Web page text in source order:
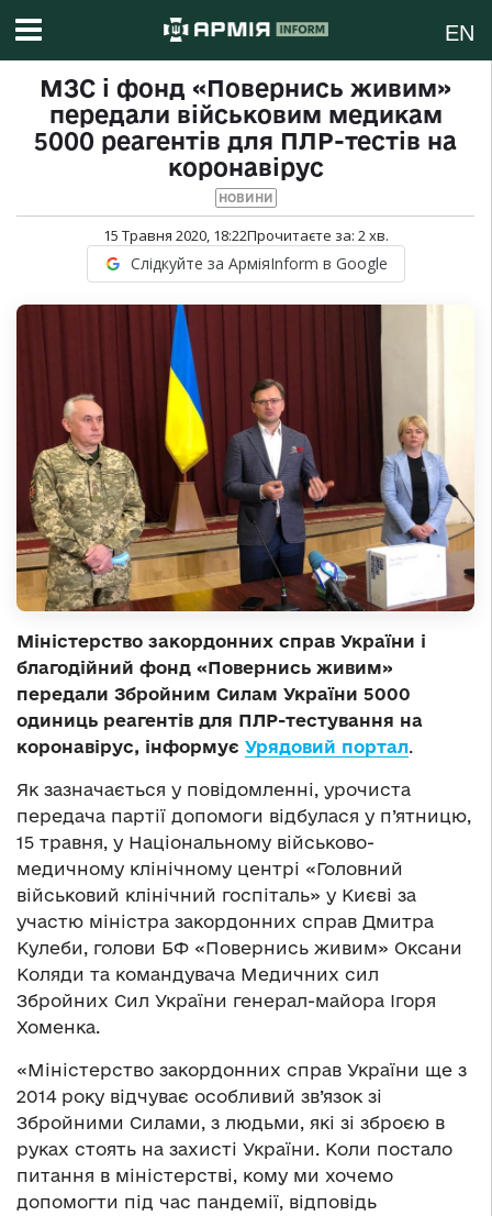
EN
МЗС і фонд «Повернись живим»
передали військовим медикам
5000 реагентів для ПЛР-тестів на
коронавірус
НОВИНИ
15 Травня 2020, 18:22Прочитаєте за: 2хв.
Слідкуйте за АрміяInform в Google
Міністерство закордонних справ України і
благодійний фонд «Повернись живим»
передали Збройним Силам України 5000
одиниць реагентів для ПЛР-тестування на
коронавірус, інформує Урядовий портал.
Як зазначається у повідомленні, урочиста
передача партії допомоги відбулася у п’ятницю,
15 травня, у Національному військово-
медичному клінічному центрі «Головний
військовий клінічний госпіталь» у Києві за
участю міністра закордонних справ Дмитра
Кулеби, голови БФ «Повернись живим» Оксани
Коляди та командувача Медичних сил
Збройних Сил України генерал-майора Ігоря
Хоменка.
«Міністерство закордонних справ України ще з
2014 року відчуває особливий зв’язок зі
Збройними Силами, з людьми, які зі зброєю в
руках стоять на захисті України. Коли постало
питання в міністерстві, кому ми хочемо
допомогти під час пандемії, відповідь